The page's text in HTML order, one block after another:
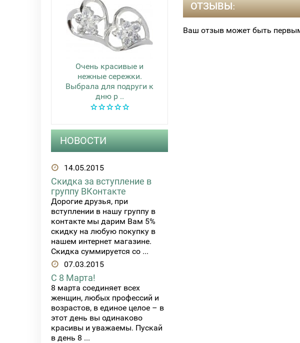
Очень красивые и
нежные сережки.
Выбрала для подруги к
дню р ..
НОВОСТИ
14.05.2015
Скидка за вступление в
группу ВКонтакте
Дорогие друзья, при
вступлении в нашу группу в
контакте мы дарим Вам 5%
скидку на любую покупку в
нашем интернет магазине.
Скидка суммируется со ...
07.03.2015
С 8 Марта!
8 марта соединяет всех
женщин, любых профессий и
возрастов, в единое целое – в
этот день вы одинаково
красивы и уважаемы. Пускай
в день 8 ...
ОТЗЫВЫ:
Ваш отзыв может быть